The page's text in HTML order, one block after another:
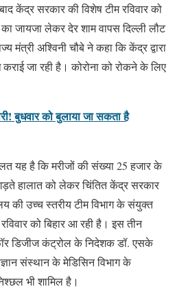
केंद्र सरकार की विशेष टीम रविवार को
का जायजा लेकर देर शाम वापस दिल्‍ली लौट
मंत्री अश्विनी चौबे ने कहा कि केंद्र द्वारा
जा रही है। कोरोना को रोकने के लिए
बुधवार को बुलाया जा सकता है
यह है कि मरीजों की संख्या 25 हजार के
हालात को लेकर चिंतित केंद्र सरकार
की उच्च स्तरीय टीम विभाग के संयुक्त
को बिहार आ रही है। इस तीन
डिजीज कंट्रोल के निदेशक डॉ. एसके
संस्‍थान के मेडिसिन विभाग के
भी शामिल है।